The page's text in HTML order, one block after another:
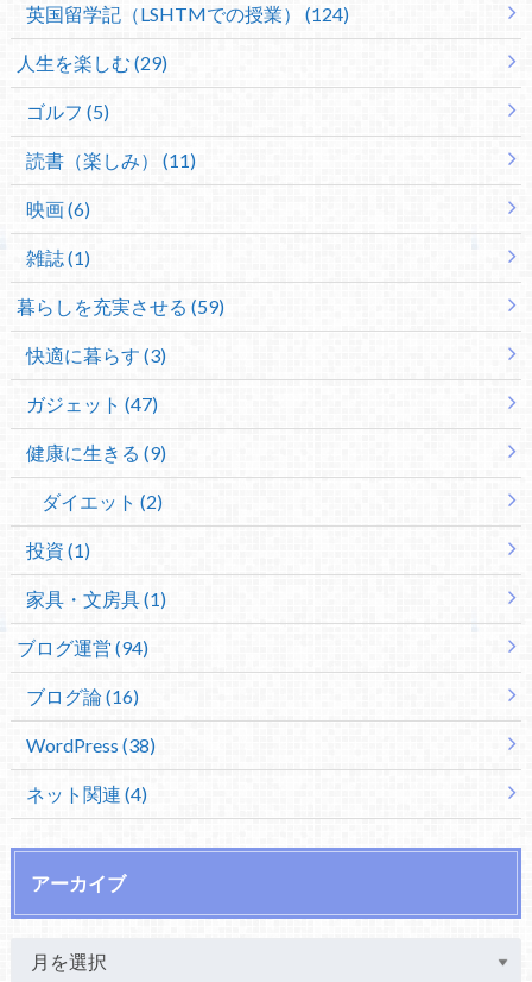
英国留学記（LSHTMでの授業） (124)
人生を楽しむ (29)
ゴルフ (5)
読書（楽しみ） (11)
映画 (6)
雑誌 (1)
暮らしを充実させる (59)
快適に暮らす (3)
ガジェット (47)
健康に生きる (9)
ダイエット (2)
投資 (1)
家具・文房具 (1)
ブログ運営 (94)
ブログ論 (16)
WordPress (38)
ネット関連 (4)
アーカイブ